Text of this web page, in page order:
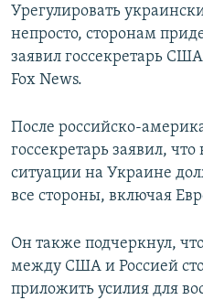
Урегулировать
непросто, сторонам
заявил госсекретарь
Fox News.
После российско-
госсекретарь заявил,
ситуации на Украине
все стороны, включая
Он также подчеркнул,
между США и Россией
приложить усилия для